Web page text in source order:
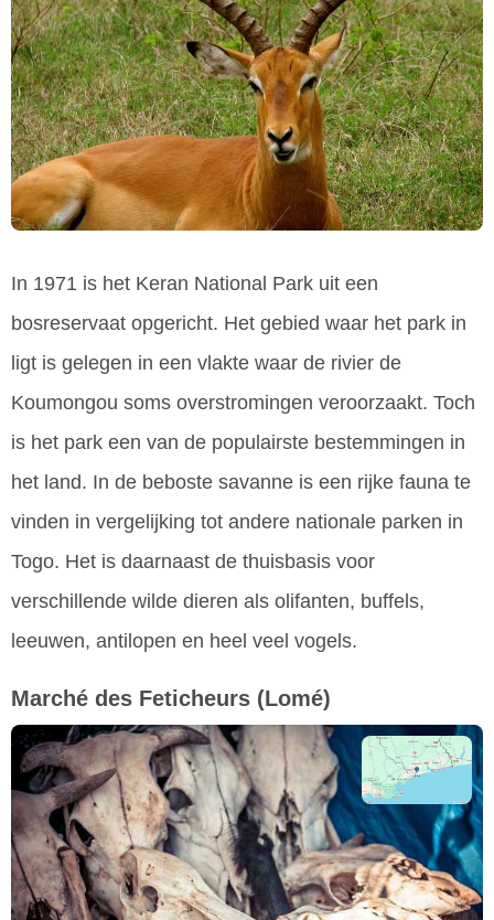
In 1971 is het Keran National Park uit een
bosreservaat opgericht. Het gebied waar het park in
ligt is gelegen in een vlakte waar de rivier de
Koumongou soms overstromingen veroorzaakt. Toch
is het park een van de populairste bestemmingen in
het land. In de beboste savanne is een rijke fauna te
vinden in vergelijking tot andere nationale parken in
Togo. Het is daarnaast de thuisbasis voor
verschillende wilde dieren als olifanten, buffels,
leeuwen, antilopen en heel veel vogels.
Marché des Feticheurs (Lomé)